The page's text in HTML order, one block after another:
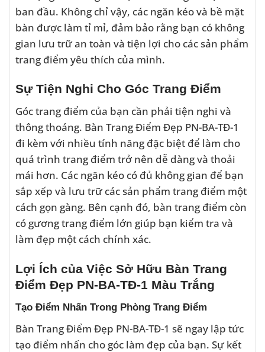
ban đầu. Không chỉ vậy, các ngăn kéo và bề mặt
bàn được làm tỉ mỉ, đảm bảo rằng bạn có không
gian lưu trữ an toàn và tiện lợi cho các sản phẩm
trang điểm yêu thích của mình.
Sự Tiện Nghi Cho Góc Trang Điểm
Góc trang điểm của bạn cần phải tiện nghi và
thông thoáng. Bàn Trang Điểm Đẹp PN-BA-TĐ-1
đi kèm với nhiều tính năng đặc biệt để làm cho
quá trình trang điểm trở nên dễ dàng và thoải
mái hơn. Các ngăn kéo có đủ không gian để bạn
sắp xếp và lưu trữ các sản phẩm trang điểm một
cách gọn gàng. Bên cạnh đó, bàn trang điểm còn
có gương trang điểm lớn giúp bạn kiểm tra và
làm đẹp một cách chính xác.
Lợi Ích của Việc Sở Hữu Bàn Trang
Điểm Đẹp PN-BA-TĐ-1 Màu Trắng
Tạo Điểm Nhấn Trong Phòng Trang Điểm
Bàn Trang Điểm Đẹp PN-BA-TĐ-1 sẽ ngay lập tức
tạo điểm nhấn cho góc làm đẹp của bạn. Sự kết